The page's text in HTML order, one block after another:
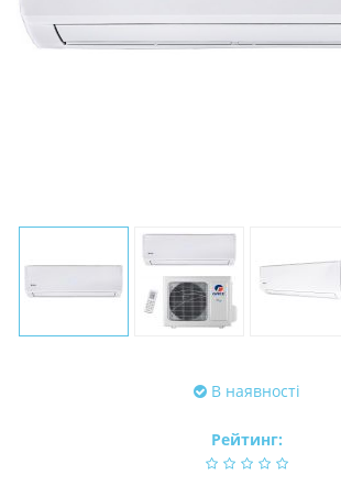
В наявності
Рейтинг: